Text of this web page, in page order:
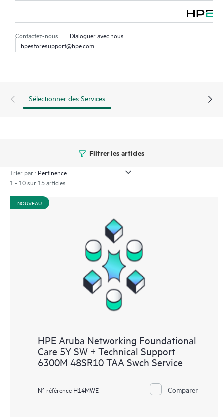
Contactez-nous
Dialoguer avec nous
hpestoresupport@hpe.com
Sélectionner des Services
Filtrer les articles
Trier par :
1 - 10 sur 15 articles
NOUVEAU
HPE Aruba Networking Foundational
Care 5Y SW + Technical Support
6300M 48SR10 TAA Swch Service
N° référence H14MWE Comparer